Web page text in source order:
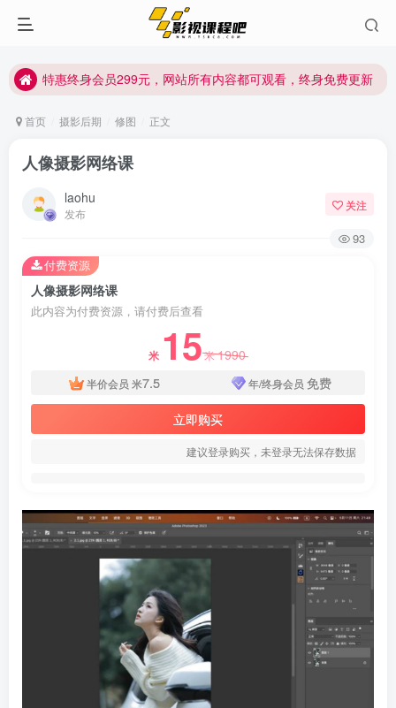
特惠终身会员299元，网站所有内容都可观看，终身免费更新
特惠终身会员299元，网站所有内容都可观看，终身免费更新
首页 摄影后期 修图 正文
人像摄影网络课
laohu
发布
关注
93
人像摄影网络课
此内容为付费资源，请付费后查看
米 15米1990
半价会员 米7.5 年/终身会员 免费
立即购买
建议登录购买，未登录无法保存数据
付费资源